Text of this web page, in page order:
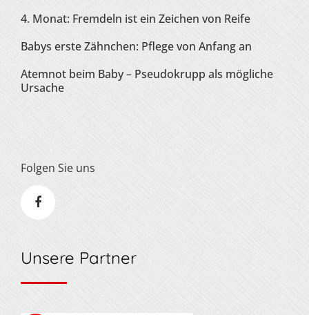
4. Monat: Fremdeln ist ein Zeichen von Reife
Babys erste Zähnchen: Pflege von Anfang an
Atemnot beim Baby – Pseudokrupp als mögliche
Ursache
Folgen Sie uns
Unsere Partner